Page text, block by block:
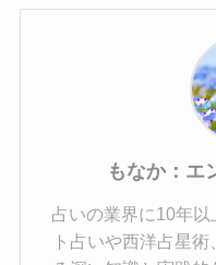
もなか：エ
占いの業界に10年
ト占いや西洋占星